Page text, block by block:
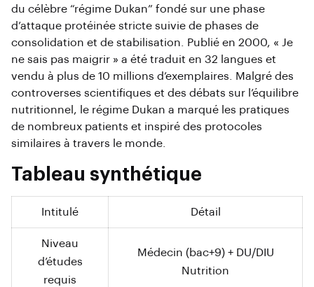
du célèbre “régime Dukan” fondé sur une phase
d’attaque protéinée stricte suivie de phases de
consolidation et de stabilisation. Publié en 2000, « Je
ne sais pas maigrir » a été traduit en 32 langues et
vendu à plus de 10 millions d’exemplaires. Malgré des
controverses scientifiques et des débats sur l’équilibre
nutritionnel, le régime Dukan a marqué les pratiques
de nombreux patients et inspiré des protocoles
similaires à travers le monde.
Tableau synthétique
Intitulé Détail
Niveau
d’études
requis
Médecin (bac+9) + DU/DIU
Nutrition